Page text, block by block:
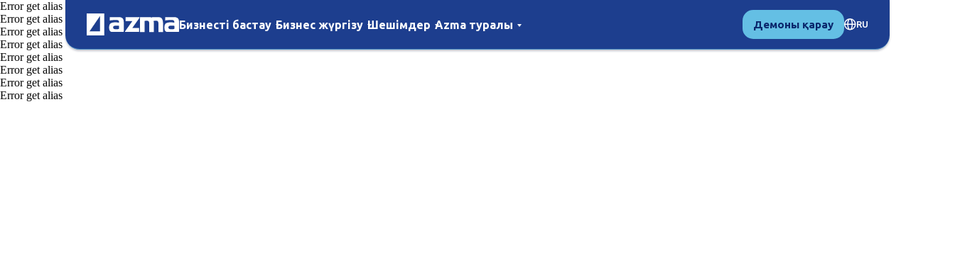
Бизнесті бастау Бизнес жүргізу Шешімдер Azma туралы Демоны қарау RU
Error get alias
Error get alias
Error get alias
Error get alias
Error get alias
Error get alias
Error get alias
Error get alias